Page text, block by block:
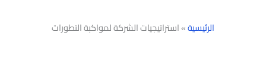
الرئيسية»استراتيجيات الشركة لمواكبة التطورات